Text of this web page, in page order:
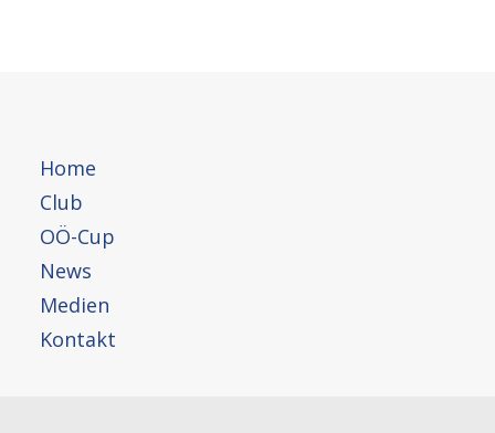
Home
Club
OÖ-Cup
News
Medien
Kontakt